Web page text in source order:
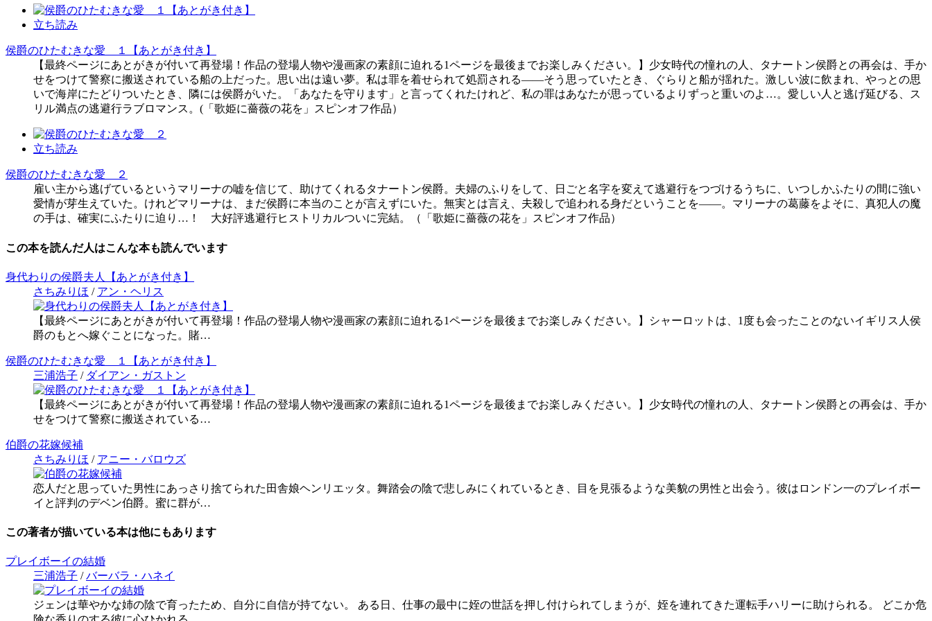
立ち読み
侯爵のひたむきな愛 １【あとがき付き】
【最終ページにあとがきが付いて再登場！作品の登場人物や漫画家の素顔に迫れる1ページを最後までお楽しみください。】少女時代の憧れの人、タナートン侯爵との再会は、手か
せをつけて警察に搬送されている船の上だった。思い出は遠い夢。私は罪を着せられて処罰される――そう思っていたとき、ぐらりと船が揺れた。激しい波に飲まれ、やっとの思
いで海岸にたどりついたとき、隣には侯爵がいた。「あなたを守ります」と言ってくれたけれど、私の罪はあなたが思っているよりずっと重いのよ…。愛しい人と逃げ延びる、ス
リル満点の逃避行ラブロマンス。(「歌姫に薔薇の花を」スピンオフ作品）
立ち読み
侯爵のひたむきな愛 ２
雇い主から逃げているというマリーナの嘘を信じて、助けてくれるタナートン侯爵。夫婦のふりをして、日ごと名字を変えて逃避行をつづけるうちに、いつしかふたりの間に強い
愛情が芽生えていた。けれどマリーナは、まだ侯爵に本当のことが言えずにいた。無実とは言え、夫殺しで追われる身だということを――。マリーナの葛藤をよそに、真犯人の魔
の手は、確実にふたりに迫り…！ 大好評逃避行ヒストリカルついに完結。（「歌姫に薔薇の花を」スピンオフ作品）
この本を読んだ人はこんな本も読んでいます
身代わりの侯爵夫人【あとがき付き】
さちみりほ / アン・ヘリス
【最終ページにあとがきが付いて再登場！作品の登場人物や漫画家の素顔に迫れる1ページを最後までお楽しみください。】シャーロットは、1度も会ったことのないイギリス人侯
爵のもとへ嫁ぐことになった。賭…
侯爵のひたむきな愛 １【あとがき付き】
三浦浩子 / ダイアン・ガストン
【最終ページにあとがきが付いて再登場！作品の登場人物や漫画家の素顔に迫れる1ページを最後までお楽しみください。】少女時代の憧れの人、タナートン侯爵との再会は、手か
せをつけて警察に搬送されている…
伯爵の花嫁候補
さちみりほ / アニー・バロウズ
恋人だと思っていた男性にあっさり捨てられた田舎娘ヘンリエッタ。舞踏会の陰で悲しみにくれているとき、目を見張るような美貌の男性と出会う。彼はロンドン一のプレイボー
イと評判のデベン伯爵。蜜に群が…
この著者が描いている本は他にもあります
プレイボーイの結婚
三浦浩子 /バーバラ・ハネイ
ジェンは華やかな姉の陰で育ったため、自分に自信が持てない。 ある日、仕事の最中に姪の世話を押し付けられてしまうが、姪を連れてきた運転手ハリーに助けられる。 どこか危